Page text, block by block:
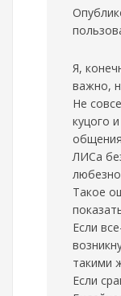
Я,
важно,
Не
куцого
ЛИСа
Такое
Если
такими
Если